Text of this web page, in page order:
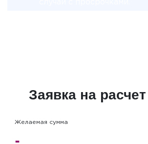
Заявка на
Желаемая сумма